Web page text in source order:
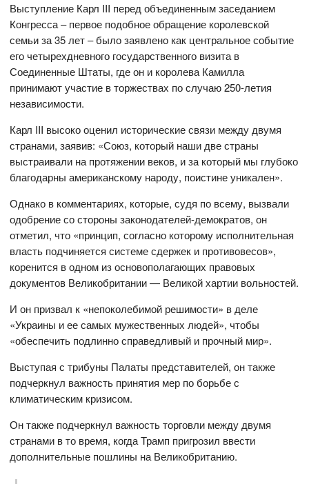
Выступление Карл III перед объединенным заседанием
Конгресса – первое подобное обращение королевской
семьи за 35 лет – было заявлено как центральное событие
его четырехдневного государственного визита в
Соединенные Штаты, где он и королева Камилла
принимают участие в торжествах по случаю 250-летия
независимости.
Карл III высоко оценил исторические связи между двумя
странами, заявив: «Союз, который наши две страны
выстраивали на протяжении веков, и за который мы глубоко
благодарны американскому народу, поистине уникален».
Однако в комментариях, которые, судя по всему, вызвали
одобрение со стороны законодателей-демократов, он
отметил, что «принцип, согласно которому исполнительная
власть подчиняется системе сдержек и противовесов»,
коренится в одном из основополагающих правовых
документов Великобритании — Великой хартии вольностей.
И он призвал к «непоколебимой решимости» в деле
«Украины и ее самых мужественных людей», чтобы
«обеспечить подлинно справедливый и прочный мир».
Выступая с трибуны Палаты представителей, он также
подчеркнул важность принятия мер по борьбе с
климатическим кризисом.
Он также подчеркнул важность торговли между двумя
странами в то время, когда Трамп пригрозил ввести
дополнительные пошлины на Великобританию.